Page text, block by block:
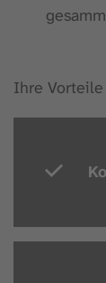
Ihre Vorteile